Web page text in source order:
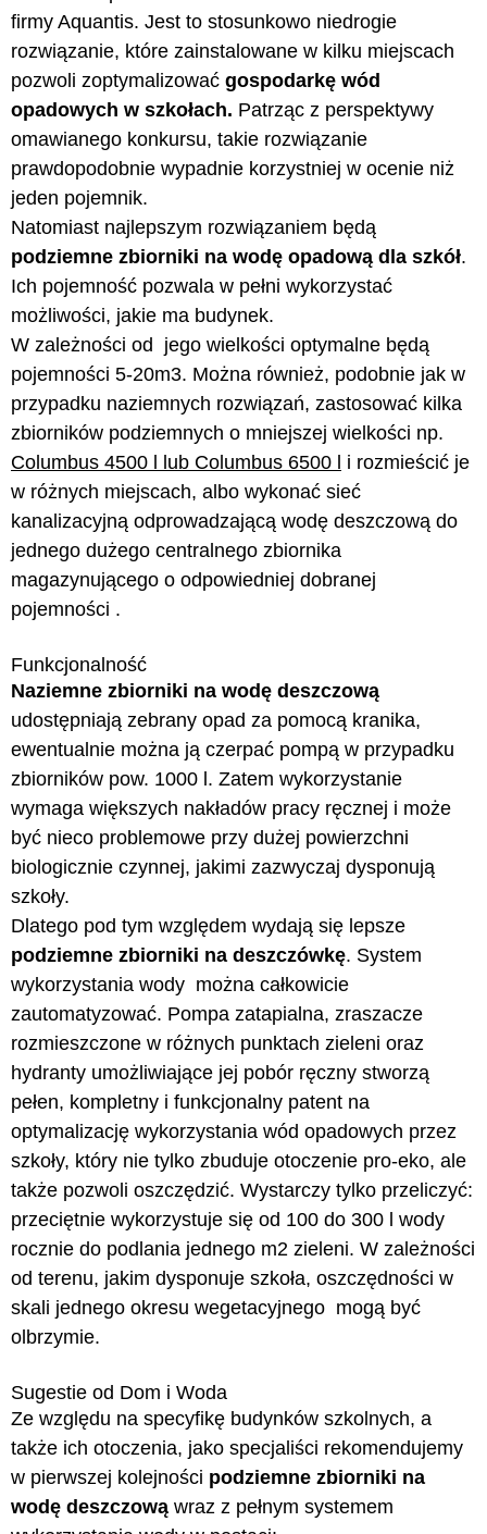
firmy Aquantis. Jest to stosunkowo niedrogie
rozwiązanie, które zainstalowane w kilku miejscach
pozwoli zoptymalizować gospodarkę wód
opadowych w szkołach. Patrząc z perspektywy
omawianego konkursu, takie rozwiązanie
prawdopodobnie wypadnie korzystniej w ocenie niż
jeden pojemnik.
Natomiast najlepszym rozwiązaniem będą
podziemne zbiorniki na wodę opadową dla szkół.
Ich pojemność pozwala w pełni wykorzystać
możliwości, jakie ma budynek.
W zależności od jego wielkości optymalne będą
pojemności 5-20m3. Można również, podobnie jak w
przypadku naziemnych rozwiązań, zastosować kilka
zbiorników podziemnych o mniejszej wielkości np.
Columbus 4500 l lub Columbus 6500 l
i rozmieścić je
w różnych miejscach, albo wykonać sieć
kanalizacyjną odprowadzającą wodę deszczową do
jednego dużego centralnego zbiornika
magazynującego o odpowiedniej dobranej
pojemności .
Funkcjonalność
Naziemne zbiorniki na wodę deszczową
udostępniają zebrany opad za pomocą kranika,
ewentualnie można ją czerpać pompą w przypadku
zbiorników pow. 1000 l. Zatem wykorzystanie
wymaga większych nakładów pracy ręcznej i może
być nieco problemowe przy dużej powierzchni
biologicznie czynnej, jakimi zazwyczaj dysponują
szkoły.
Dlatego pod tym względem wydają się lepsze
podziemne zbiorniki na deszczówkę. System
wykorzystania wody można całkowicie
zautomatyzować. Pompa zatapialna, zraszacze
rozmieszczone w różnych punktach zieleni oraz
hydranty umożliwiające jej pobór ręczny stworzą
pełen, kompletny i funkcjonalny patent na
optymalizację wykorzystania wód opadowych przez
szkoły, który nie tylko zbuduje otoczenie pro-eko, ale
także pozwoli oszczędzić. Wystarczy tylko przeliczyć:
przeciętnie wykorzystuje się od 100 do 300 l wody
rocznie do podlania jednego m2 zieleni. W zależności
od terenu, jakim dysponuje szkoła, oszczędności w
skali jednego okresu wegetacyjnego mogą być
olbrzymie.
Sugestie od Dom i Woda
Ze względu na specyfikę budynków szkolnych, a
także ich otoczenia, jako specjaliści rekomendujemy
w pierwszej kolejności podziemne zbiorniki na
wodę deszczową wraz z pełnym systemem